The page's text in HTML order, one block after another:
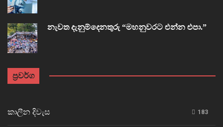
නැවත දැනුම්දෙනතුරු “මහනුවරට එන්න එපා.”
ප්‍රවර්ග
කාලීන දිවැස 183